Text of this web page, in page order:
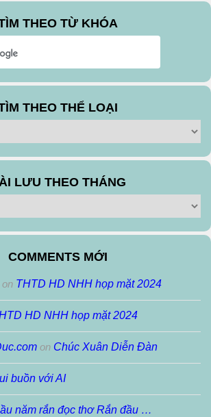
THEO TỪ KHÓA
THEO THỂ LOẠI
LƯU THEO THÁNG
COMMENTS MỚI
on THTD HD NHH họp mặt 2024
HD NHH họp mặt 2024
on Chúc Xuân Diễn Đàn
buồn với AI
năm rắn đọc thơ Rắn đầu …